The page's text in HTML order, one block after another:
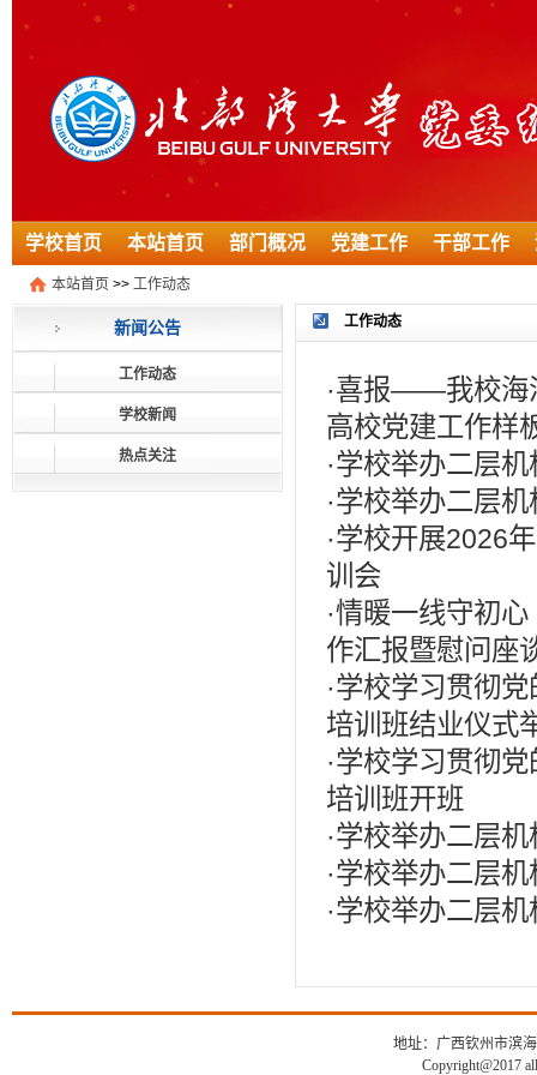
学校首页 本站首页 部门概况 党建工作 干部工作
本站首页 >> 工作动态
新闻公告
工作动态
学校新闻
热点关注
工作动态
·喜报——我校海
高校党建工作样
·学校举办二层
·学校举办二层
·学校开展2026
训会
·情暖一线守初
作汇报暨慰问座
·学校学习贯彻党
培训班结业仪式
·学校学习贯彻党
培训班开班
·学校举办二层
·学校举办二层
·学校举办二层
地址：广西钦州市滨
Copyright@2017